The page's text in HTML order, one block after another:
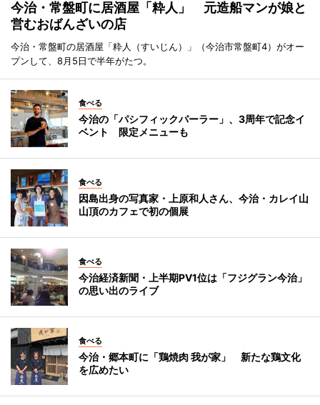
今治・常盤町に居酒屋「粋人」 元造船マンが娘と
営むおばんざいの店
今治・常盤町の居酒屋「粋人（すいじん）」（今治市常盤町4）がオー
プンして、8月5日で半年がたつ。
食べる
今治の「パシフィックパーラー」、3周年で記念イ
ベント 限定メニューも
食べる
因島出身の写真家・上原和人さん、今治・カレイ山
山頂のカフェで初の個展
食べる
今治経済新聞・上半期PV1位は「フジグラン今治」
の思い出のライブ
食べる
今治・郷本町に「鶏焼肉 我が家」 新たな鶏文化
を広めたい